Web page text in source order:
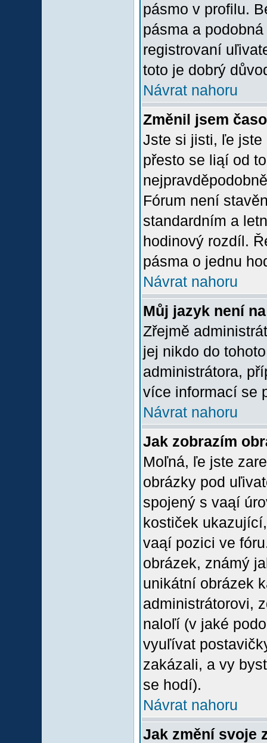
pásmo v profilu.
pásma a
registrovaní
toto je dobrý
Návrat nahoru
Změnil jsem
Jste si jisti, ľe jste
přesto se liąí od
Fórum není
standardním a
hodinový rozdíl.
pásma o jednu
Návrat nahoru
Můj jazyk není
Zřejmě
jej nikdo do
administrátora,
více informací se
Návrat nahoru
Jak zobrazím
Moľná, ľe jste
obrázky pod
spojený s vaąí
kostiček
vaąí pozici ve
obrázek, známý
unikátní obrázek
administrátorovi,
naloľí (v jaké
vyuľívat
zakázali, a vy
se hodí).
Návrat nahoru
Jak změní svoje